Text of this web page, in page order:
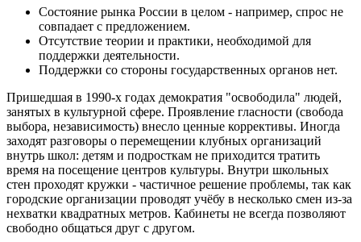
Состояние рынка России в целом - например, спрос не
совпадает с предложением.
Отсутствие теории и практики, необходимой для
поддержки деятельности.
Поддержки со стороны государственных органов нет.
Пришедшая в 1990-х годах демократия "освободила" людей,
занятых в культурной сфере. Проявление гласности (свобода
выбора, независимость) внесло ценные коррективы. Иногда
заходят разговоры о перемещении клубных организаций
внутрь школ: детям и подросткам не приходится тратить
время на посещение центров культуры. Внутри школьных
стен проходят кружки - частичное решение проблемы, так как
городские организации проводят учёбу в несколько смен из-за
нехватки квадратных метров. Кабинеты не всегда позволяют
свободно общаться друг с другом.